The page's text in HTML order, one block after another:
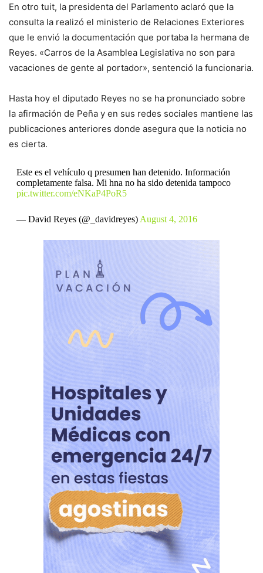
En otro tuit, la presidenta del Parlamento aclaró que la
consulta la realizó el ministerio de Relaciones Exteriores
que le envió la documentación que portaba la hermana de
Reyes. «Carros de la Asamblea Legislativa no son para
vacaciones de gente al portador», sentenció la funcionaria.
Hasta hoy el diputado Reyes no se ha pronunciado sobre
la afirmación de Peña y en sus redes sociales mantiene las
publicaciones anteriores donde asegura que la noticia no
es cierta.
Este es el vehículo q presumen han detenido. Información
completamente falsa. Mi hna no ha sido detenida tampoco
pic.twitter.com/eNKaP4PoR5
— David Reyes (@_davidreyes) August 4, 2016